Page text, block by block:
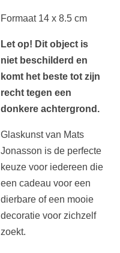
Formaat 14 x 8.5 cm
Let op! Dit object is
niet beschilderd en
komt het beste tot zijn
recht tegen een
donkere achtergrond.
Glaskunst van Mats
Jonasson is de perfecte
keuze voor iedereen die
een cadeau voor een
dierbare of een mooie
decoratie voor zichzelf
zoekt.